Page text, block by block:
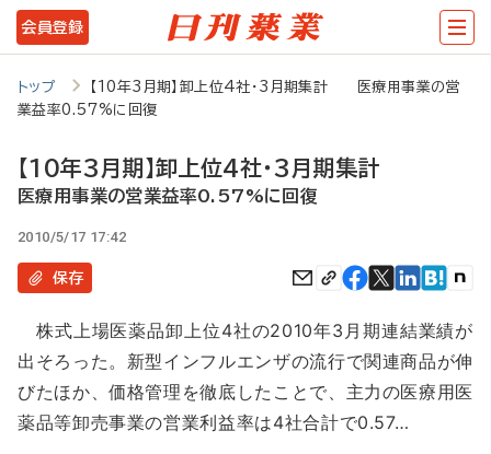
メ
イ
コ
テ
ツ
に
動
会員登録
トップ
【10年3月期】卸上位4社・3月期集計 医療用事業の営
業益率0.57%に回復
【10年3月期】卸上位4社・3月期集計
医療用事業の営業益率0.57%に回復
2010/5/17 17:42
保存
株式上場医薬品卸上位4社の2010年3月期連結業績が
出そろった。新型インフルエンザの流行で関連商品が伸
びたほか、価格管理を徹底したことで、主力の医療用医
薬品等卸売事業の営業利益率は4社合計で0.57…